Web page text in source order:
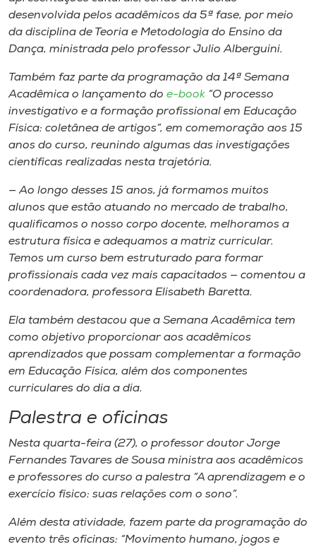
desenvolvida pelos acadêmicos da 5ª fase, por meio
da disciplina de Teoria e Metodologia do Ensino da
Dança, ministrada pelo professor Julio Alberguini.
Também faz parte da programação da 14ª Semana
Acadêmica o lançamento do e-book “O processo
investigativo e a formação profissional em Educação
Física: coletânea de artigos”, em comemoração aos 15
anos do curso, reunindo algumas das investigações
científicas realizadas nesta trajetória.
— Ao longo desses 15 anos, já formamos muitos
alunos que estão atuando no mercado de trabalho,
qualificamos o nosso corpo docente, melhoramos a
estrutura física e adequamos a matriz curricular.
Temos um curso bem estruturado para formar
profissionais cada vez mais capacitados — comentou a
coordenadora, professora Elisabeth Baretta.
Ela também destacou que a Semana Acadêmica tem
como objetivo proporcionar aos acadêmicos
aprendizados que possam complementar a formação
em Educação Física, além dos componentes
curriculares do dia a dia.
Palestra e oficinas
Nesta quarta-feira (27), o professor doutor Jorge
Fernandes Tavares de Sousa ministra aos acadêmicos
e professores do curso a palestra “A aprendizagem e o
exercício físico: suas relações com o sono”.
Além desta atividade, fazem parte da programação do
evento três oficinas: “Movimento humano, jogos e